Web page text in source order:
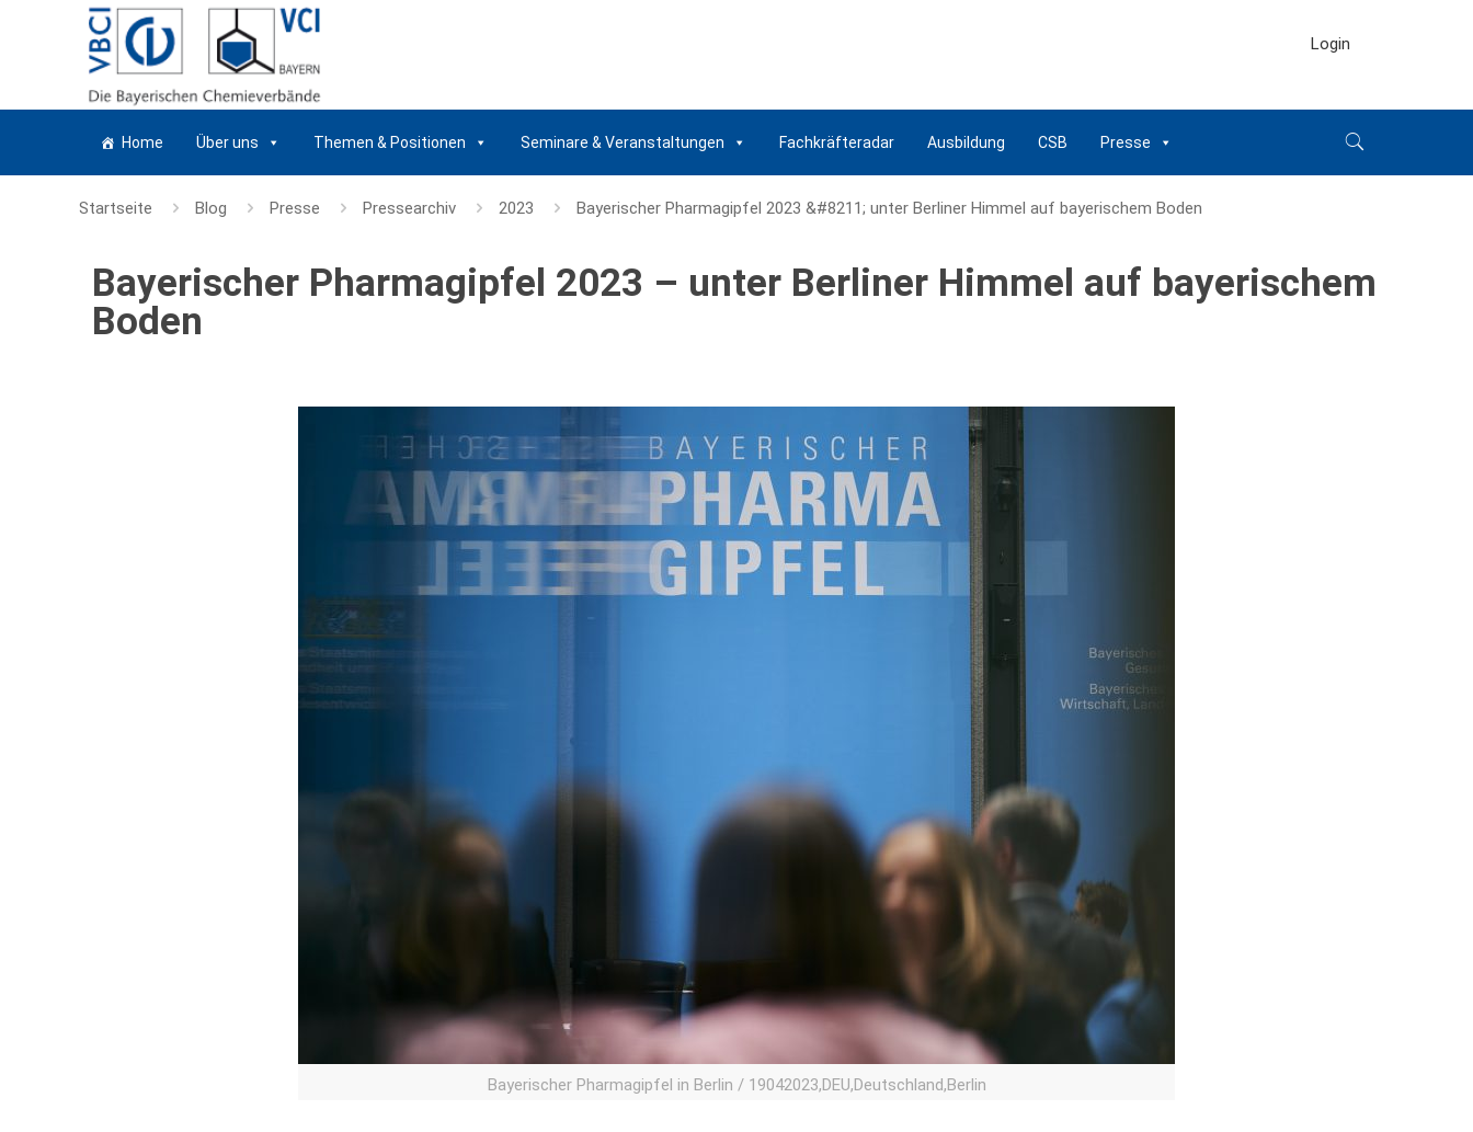
Login
Home Über uns Themen & Positionen Seminare & Veranstaltungen Fachkräfteradar Ausbildung CSB Presse
Startseite Blog Presse Pressearchiv 2023 Bayerischer Pharmagipfel 2023 &#8211; unter Berliner Himmel auf bayerischem Boden
Bayerischer Pharmagipfel 2023 – unter Berliner Himmel auf bayerischem
Boden
Bayerischer Pharmagipfel in Berlin / 19042023,DEU,Deutschland,Berlin